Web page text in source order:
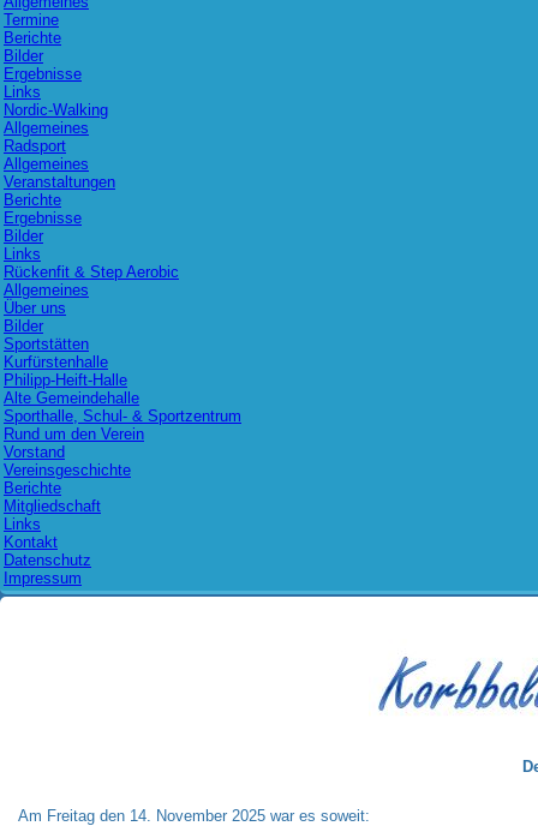
Termine
Berichte
Bilder
Ergebnisse
Links
Nordic-Walking
Allgemeines
Radsport
Allgemeines
Veranstaltungen
Berichte
Ergebnisse
Bilder
Links
Rückenfit & Step Aerobic
Allgemeines
Über uns
Bilder
Sportstätten
Kurfürstenhalle
Philipp-Heift-Halle
Alte Gemeindehalle
Sporthalle, Schul- & Sportzentrum
Rund um den Verein
Vorstand
Vereinsgeschichte
Berichte
Mitgliedschaft
Links
Kontakt
Datenschutz
Impressum
Am Freitag den 14. November 2025 war es soweit: